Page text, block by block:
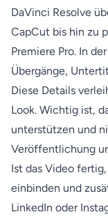
DaVinci Resolve
CapCut bis hin zu
Premiere Pro. In
Übergänge,
Diese Details
Look. Wichtig ist,
unterstützen und
Veröffentlichung
Ist das Video
einbinden und
LinkedIn oder